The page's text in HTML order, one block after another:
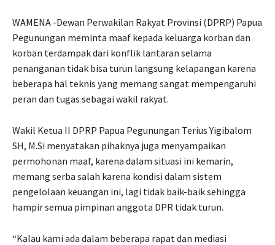
WAMENA -Dewan Perwakilan Rakyat Provinsi (DPRP) Papua
Pegunungan meminta maaf kepada keluarga korban dan
korban terdampak dari konflik lantaran selama
penanganan tidak bisa turun langsung kelapangan karena
beberapa hal teknis yang memang sangat mempengaruhi
peran dan tugas sebagai wakil rakyat.
Wakil Ketua II DPRP Papua Pegunungan Terius Yigibalom
SH, M.Si menyatakan pihaknya juga menyampaikan
permohonan maaf, karena dalam situasi ini kemarin,
memang serba salah karena kondisi dalam sistem
pengelolaan keuangan ini, lagi tidak baik-baik sehingga
hampir semua pimpinan anggota DPR tidak turun.
“Kalau kami ada dalam beberapa rapat dan mediasi